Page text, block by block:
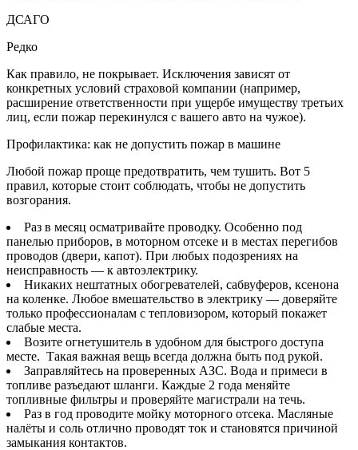
ДСАГО
Редко
Как правило, не покрывает. Исключения зависят от
конкретных условий страховой компании (например,
расширение ответственности при ущербе имуществу третьих
лиц, если пожар перекинулся с вашего авто на чужое).
Профилактика: как не допустить пожар в машине
Любой пожар проще предотвратить, чем тушить. Вот 5
правил, которые стоит соблюдать, чтобы не допустить
возгорания.
Раз в месяц осматривайте проводку. Особенно под
панелью приборов, в моторном отсеке и в местах перегибов
проводов (двери, капот). При любых подозрениях на
неисправность — к автоэлектрику.
Никаких нештатных обогревателей, сабвуферов, ксенона
на коленке. Любое вмешательство в электрику — доверяйте
только профессионалам с тепловизором, который покажет
слабые места.
Возите огнетушитель в удобном для быстрого доступа
месте. Такая важная вещь всегда должна быть под рукой.
Заправляйтесь на проверенных АЗС. Вода и примеси в
топливе разъедают шланги. Каждые 2 года меняйте
топливные фильтры и проверяйте магистрали на течь.
Раз в год проводите мойку моторного отсека. Масляные
налёты и соль отлично проводят ток и становятся причиной
замыкания контактов.